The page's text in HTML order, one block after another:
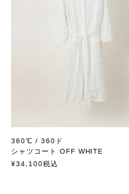
360℃ / 360ド
シャツコート OFF WHITE
¥34,100税込